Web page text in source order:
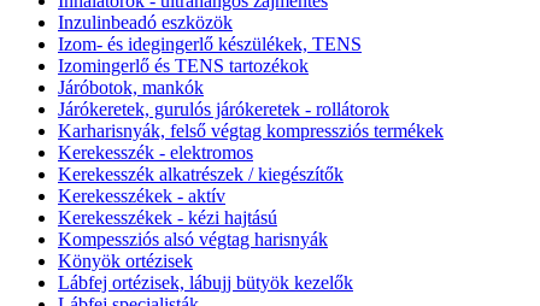
Inzulinbeadó eszközök
Izom- és idegingerlő készülékek, TENS
Izomingerlő és TENS tartozékok
Járóbotok, mankók
Járókeretek, gurulós járókeretek - rollátorok
Karharisnyák, felső végtag kompressziós termékek
Kerekesszék - elektromos
Kerekesszék alkatrészek / kiegészítők
Kerekesszékek - aktív
Kerekesszékek - kézi hajtású
Kompessziós alsó végtag harisnyák
Könyök ortézisek
Lábfej ortézisek, lábujj bütyök kezelők